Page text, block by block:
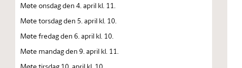
Møte onsdag den 4. april kl. 11.
Møte torsdag den 5. april kl. 10.
Møte fredag den 6. april kl. 10.
Møte mandag den 9. april kl. 11.